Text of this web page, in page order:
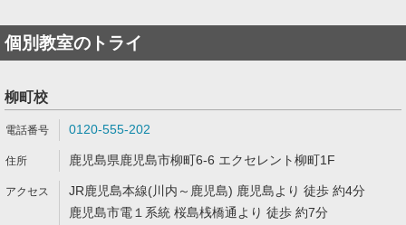
個別教室のトライ
柳町校
0120-555-202
鹿児島県鹿児島市柳町6-6 エクセレント柳町1F
JR鹿児島本線(川内～鹿児島) 鹿児島より 徒歩 約4分
鹿児島市電１系統 桜島桟橋通より 徒歩 約7分